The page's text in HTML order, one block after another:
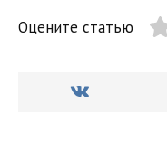
Оцените статью